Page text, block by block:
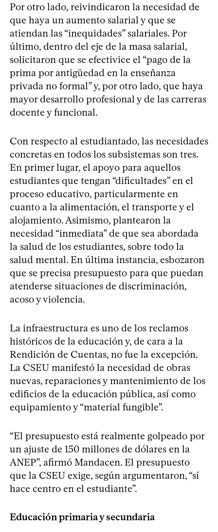
Por otro lado, reivindicaron la necesidad de
que haya un aumento salarial y que se
atiendan las “inequidades” salariales. Por
último, dentro del eje de la masa salarial,
solicitaron que se efectivice el “pago de la
prima por antigüedad en la enseñanza
privada no formal” y, por otro lado, que haya
mayor desarrollo profesional y de las carreras
docente y funcional.
Con respecto al estudiantado, las necesidades
concretas en todos los subsistemas son tres.
En primer lugar, el apoyo para aquellos
estudiantes que tengan “dificultades” en el
proceso educativo, particularmente en
cuanto a la alimentación, el transporte y el
alojamiento. Asimismo, plantearon la
necesidad “inmediata” de que sea abordada
la salud de los estudiantes, sobre todo la
salud mental. En última instancia, esbozaron
que se precisa presupuesto para que puedan
atenderse situaciones de discriminación,
acoso y violencia.
La infraestructura es uno de los reclamos
históricos de la educación y, de cara a la
Rendición de Cuentas, no fue la excepción.
La CSEU manifestó la necesidad de obras
nuevas, reparaciones y mantenimiento de los
edificios de la educación pública, así como
equipamiento y “material fungible”.
“El presupuesto está realmente golpeado por
un ajuste de 150 millones de dólares en la
ANEP”, afirmó Mandacen. El presupuesto
que la CSEU exige, según argumentaron, “sí
hace centro en el estudiante”.
Educación primaria y secundaria